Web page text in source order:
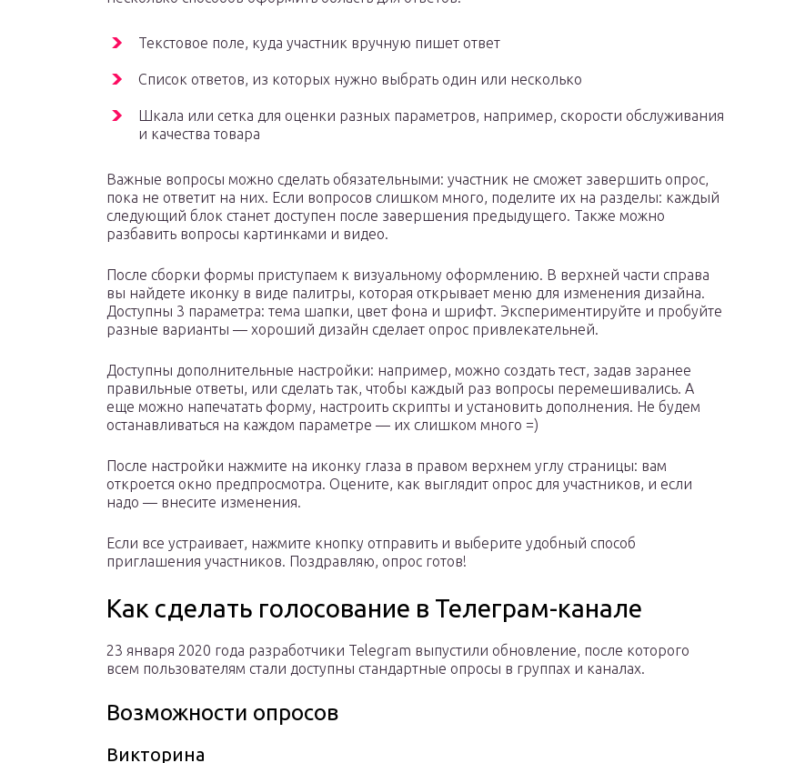
Текстовое поле, куда участник вручную пишет ответ
Список ответов, из которых нужно выбрать один или несколько
Шкала или сетка для оценки разных параметров, например, скорости обслуживания
и качества товара
Важные вопросы можно сделать обязательными: участник не сможет завершить опрос,
пока не ответит на них. Если вопросов слишком много, поделите их на разделы: каждый
следующий блок станет доступен после завершения предыдущего. Также можно
разбавить вопросы картинками и видео.
После сборки формы приступаем к визуальному оформлению. В верхней части справа
вы найдете иконку в виде палитры, которая открывает меню для изменения дизайна.
Доступны 3 параметра: тема шапки, цвет фона и шрифт. Экспериментируйте и пробуйте
разные варианты — хороший дизайн сделает опрос привлекательней.
Доступны дополнительные настройки: например, можно создать тест, задав заранее
правильные ответы, или сделать так, чтобы каждый раз вопросы перемешивались. А
еще можно напечатать форму, настроить скрипты и установить дополнения. Не будем
останавливаться на каждом параметре — их слишком много =)
После настройки нажмите на иконку глаза в правом верхнем углу страницы: вам
откроется окно предпросмотра. Оцените, как выглядит опрос для участников, и если
надо — внесите изменения.
Если все устраивает, нажмите кнопку отправить и выберите удобный способ
приглашения участников. Поздравляю, опрос готов!
Как сделать голосование в Телеграм-канале
23 января 2020 года разработчики Telegram выпустили обновление, после которого
всем пользователям стали доступны стандартные опросы в группах и каналах.
Возможности опросов
Викторина